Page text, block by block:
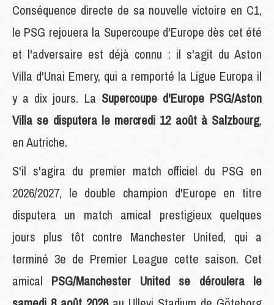
Conséquence directe de sa nouvelle victoire en C1,
le PSG rejouera la Supercoupe d'Europe dès cet été
et l'adversaire est déjà connu : il s'agit du Aston
Villa d'Unai Emery, qui a remporté la Ligue Europa il
y a dix jours. La Supercoupe d'Europe PSG/Aston
Villa se disputera le mercredi 12 août à Salzbourg,
en Autriche.
S'il s'agira du premier match officiel du PSG en
2026/2027, le double champion d'Europe en titre
disputera un match amical prestigieux quelques
jours plus tôt contre Manchester United, qui a
terminé 3e de Premier League cette saison. Cet
amical PSG/Manchester United se déroulera le